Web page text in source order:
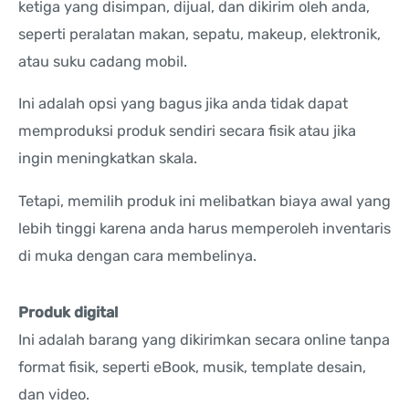
ketiga yang disimpan, dijual, dan dikirim oleh anda,
seperti peralatan makan, sepatu, makeup, elektronik,
atau suku cadang mobil.
Ini adalah opsi yang bagus jika anda tidak dapat
memproduksi produk sendiri secara fisik atau jika
ingin meningkatkan skala.
Tetapi, memilih produk ini melibatkan biaya awal yang
lebih tinggi karena anda harus memperoleh inventaris
di muka dengan cara membelinya.
Produk digital
Ini adalah barang yang dikirimkan secara online tanpa
format fisik, seperti eBook, musik, template desain,
dan video.